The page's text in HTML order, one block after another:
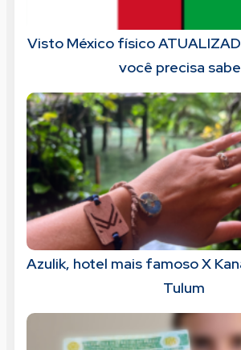
Visto México físico
você precisa
Azulik, hotel mais famoso X
Tulum